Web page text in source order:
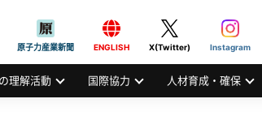
FORUM, INC.
原子力産業新聞 ENGLISH X(Twitter) Instagram
理解活動 国際協力 人材育成・確保